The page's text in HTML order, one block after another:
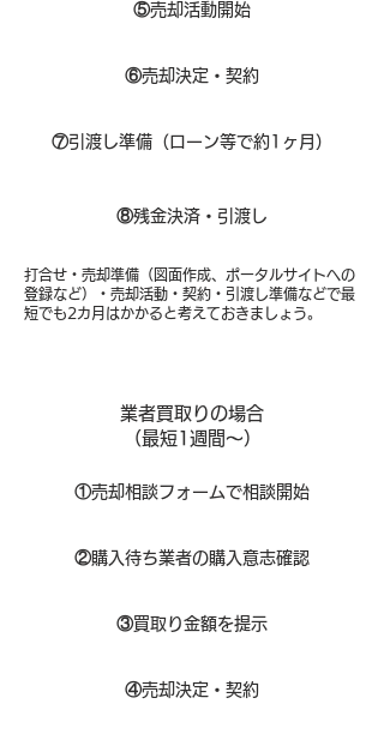
⑤売却活動開始
⑥売却決定・契約
⑦引渡し準備（ローン等で約1ヶ月）
打合せ・売却準備（図面作成、ポータルサイトへの
登録など）・売却活動・契約・引渡し準備などで最
短でも2カ月はかかると考えておきましょう。
⑧​残金決済・引渡し
業者買取りの場合
（​最短1週間～）
①​売却相談フォームで相談開始
②購入待ち業者の購入意志確認
③買取り金額を提示
④売却決定・契約